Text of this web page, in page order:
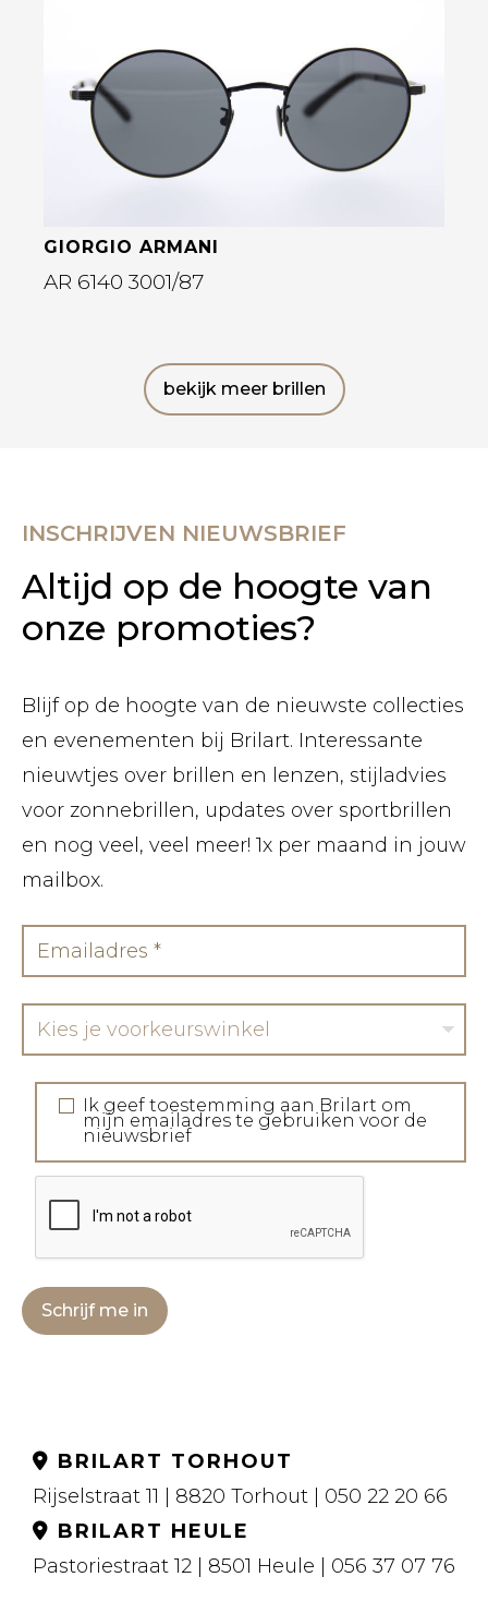
GIORGIO ARMANI
AR 6140 3001/87
bekijk meer brillen
INSCHRIJVEN NIEUWSBRIEF
Altijd op de hoogte van
onze promoties?
Blijf op de hoogte van de nieuwste collecties
en evenementen bij Brilart. Interessante
nieuwtjes over brillen en lenzen, stijladvies
voor zonnebrillen, updates over sportbrillen
en nog veel, veel meer! 1x per maand in jouw
mailbox.
Kies je voorkeurswinkel
Ik geef toestemming aan Brilart om
mijn emailadres te gebruiken voor de
nieuwsbrief
Schrijf me in
BRILART TORHOUT
Rijselstraat 11 | 8820 Torhout | 050 22 20 66
BRILART HEULE
Pastoriestraat 12 | 8501 Heule | 056 37 07 76